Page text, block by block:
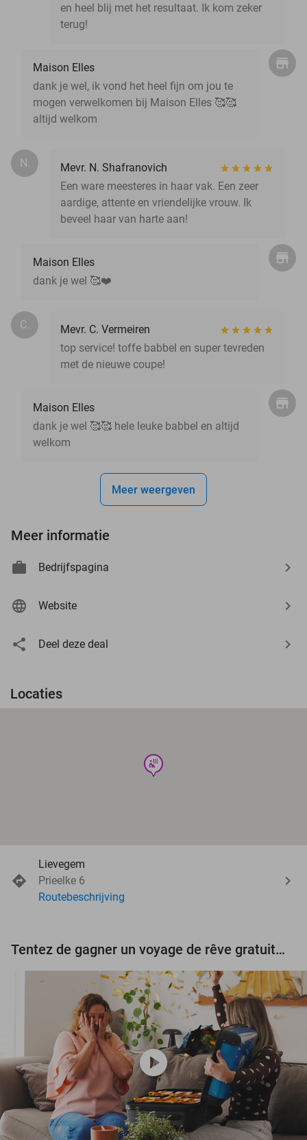
en heel blij met het resultaat. Ik kom zeker
terug!
Maison Elles
dank je wel, ik vond het heel fijn om jou te
mogen verwelkomen bij Maison Elles 🥰🥰
altijd welkom
N.
Mevr. N. Shafranovich
Een ware meesteres in haar vak. Een zeer
aardige, attente en vriendelijke vrouw. Ik
beveel haar van harte aan!
Maison Elles
dank je wel 🥰❤️
C.
Mevr. C. Vermeiren
top service! toffe babbel en super tevreden
met de nieuwe coupe!
Maison Elles
dank je wel 🥰🥰 hele leuke babbel en altijd
welkom
Meer weergeven
Meer informatie
Bedrijfspagina
Website
Deel deze deal
Locaties
wellness
Lievegem
Prieelke 6
Routebeschrijving
Tentez de gagner un voyage de rêve gratuit d'une valeur de 3.000 € !
play_circle